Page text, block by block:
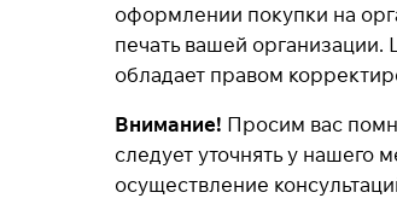
оформлении покупки на
печать вашей организации.
обладает правом
Внимание! Просим вас
следует уточнять у нашего
осуществление